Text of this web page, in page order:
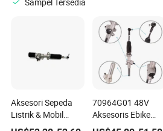
Aksesori Sepeda
Listrik & Mobil
Listrik 48V Logam
70964G01 48V
Aksesoris Ebike
untuk E-Bike &